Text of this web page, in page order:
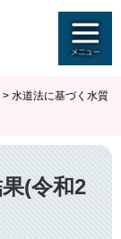
> 水道法に基づく水質
(令和2